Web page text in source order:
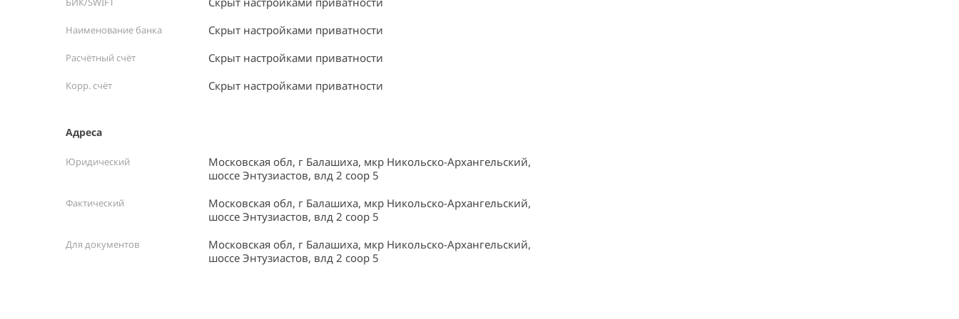
Наименование банка Скрыт настройками приватности
Расчётный счёт Скрыт настройками приватности
Корр. счёт Скрыт настройками приватности
Адреса
Юридический
Московская обл, г Балашиха, мкр Никольско-Архангельский,
шоссе Энтузиастов, влд 2 соор 5
Фактический
Московская обл, г Балашиха, мкр Никольско-Архангельский,
шоссе Энтузиастов, влд 2 соор 5
Для документов
Московская обл, г Балашиха, мкр Никольско-Архангельский,
шоссе Энтузиастов, влд 2 соор 5